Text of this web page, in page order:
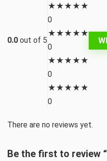
0.0 out of 5
★ ★ ★ ★ ★
0
★ ★ ★ ★ ★
0
★ ★ ★ ★ ★
0
★ ★ ★ ★ ★
0
There are no reviews yet.
Be the first to review